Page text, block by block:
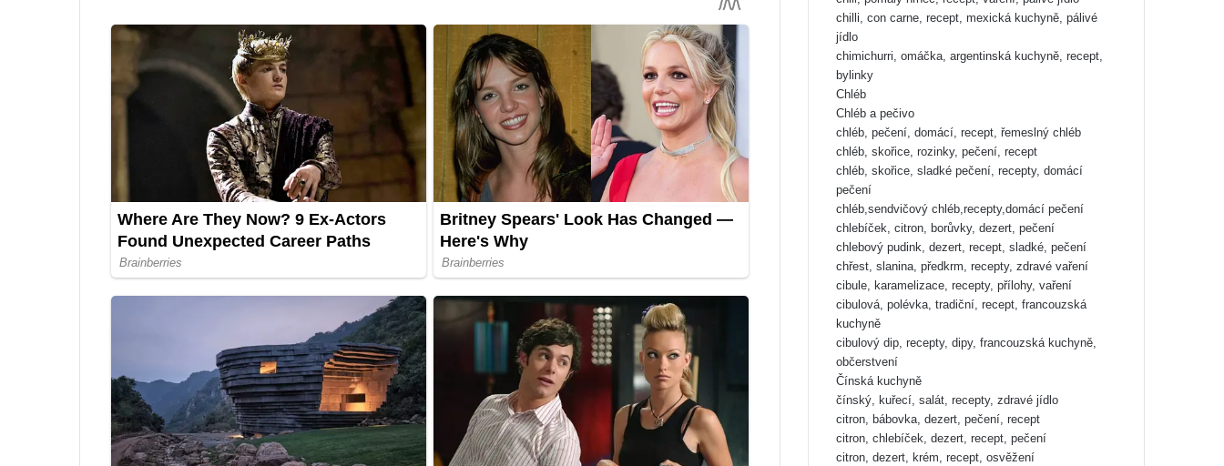
chilli, con carne, recept, mexická kuchyně, pálivé
jídlo
chimichurri, omáčka, argentinská kuchyně, recept,
bylinky
Chléb
Chléb a pečivo
chléb, pečení, domácí, recept, řemeslný chléb
chléb, skořice, rozinky, pečení, recept
chléb, skořice, sladké pečení, recepty, domácí
pečení
chléb,sendvičový chléb,recepty,domácí pečení
chlebíček, citron, borůvky, dezert, pečení
chlebový pudink, dezert, recept, sladké, pečení
chřest, slanina, předkrm, recepty, zdravé vaření
cibule, karamelizace, recepty, přílohy, vaření
cibulová, polévka, tradiční, recept, francouzská
kuchyně
cibulový dip, recepty, dipy, francouzská kuchyně,
občerstvení
Čínská kuchyně
čínský, kuřecí, salát, recepty, zdravé jídlo
citron, bábovka, dezert, pečení, recept
citron, chlebíček, dezert, recept, pečení
citron, dezert, krém, recept, osvěžení